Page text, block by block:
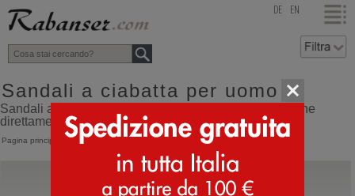
top DE EN
Sandali a ciabatta per uomo
Sandali a ciabatta per uomo online shop con spedizione
direttamente dall'Italia
Pagina principale > Uomo > Ciabatte Sandali a ciabatta
Birkenstock
Ramses